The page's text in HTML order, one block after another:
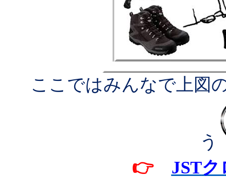
ここではみんなで上図
う
👉
JSTク